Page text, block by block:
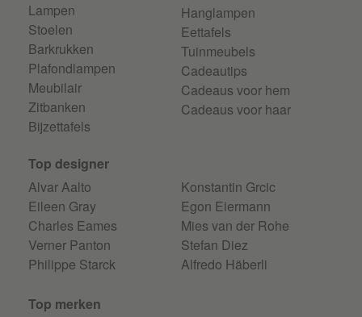
Lampen
Stoelen
Barkrukken
Plafondlampen
Meubilair
Zitbanken
Bijzettafels
Hanglampen
Eettafels
Tuinmeubels
Cadeautips
Cadeaus voor hem
Cadeaus voor haar
Top designer
Alvar Aalto
Eileen Gray
Charles Eames
Verner Panton
Philippe Starck
Konstantin Grcic
Egon Eiermann
Mies van der Rohe
Stefan Diez
Alfredo Häberli
Top merken